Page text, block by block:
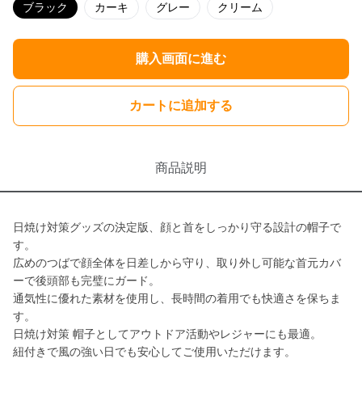
ブラック カーキ グレー クリーム
購入画面に進む
カートに追加する
商品説明
日焼け対策グッズの決定版、顔と首をしっかり守る設計の帽子で
す。
広めのつばで顔全体を日差しから守り、取り外し可能な首元カバ
ーで後頭部も完璧にガード。
通気性に優れた素材を使用し、長時間の着用でも快適さを保ちま
す。
日焼け対策 帽子としてアウトドア活動やレジャーにも最適。
紐付きで風の強い日でも安心してご使用いただけます。